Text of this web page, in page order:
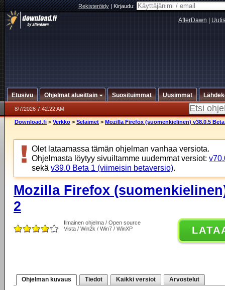
Rekisteröidy|Kirjaudu:
AfterDawn
Etusivu Ohjelmat alueittain Suosituimmat Uusimmat
8/7/2026 7:42:22 AM
Download.fi > Verkko > Selaimet > Mozilla Firefox (suomenkielinen) v38.0.5 Beta
Olet lataamassa tämän ohjelman vanhaa versiota.
Ohjelmasta löytyy sivuiltamme uudemmat versiot:
sekä v39.0 Beta 1 (viimeisin betaversio).
Mozilla Firefox
2
Ilmainen ohjelma / Open source
Vista / Win2k / Win7 / WinXP
Ohjelman kuvaus Tiedot Kaikki versiot Arvostelut